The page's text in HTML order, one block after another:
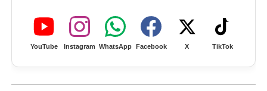
YouTube Instagram WhatsApp Facebook X TikTok